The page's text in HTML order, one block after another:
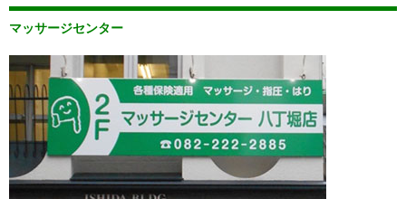
マッサージセンター